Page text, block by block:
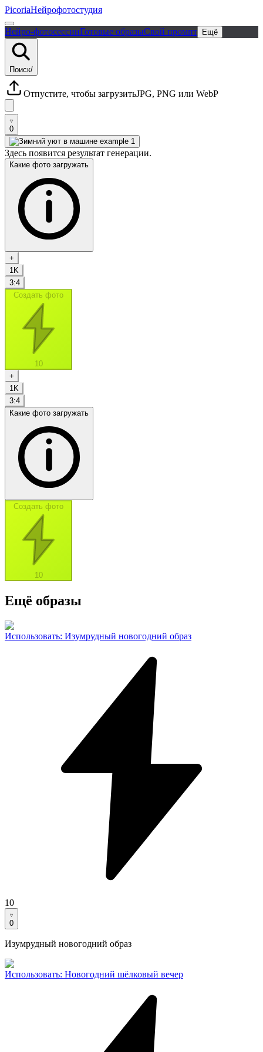
PicoriaНейрофотостудия
Нейро-фотосессииГотовые образыСвой промпт Ещё
Поиск/
Отпустите, чтобы загрузитьJPG, PNG или WebP
0
Здесь появится результат генерации.
Какие фото загружать
+
1K
3:4
Создать фото
10
+
1K
3:4
Какие фото загружать
Создать фото
10
Ещё образы
Использовать: Изумрудный новогодний образ
10
0
Изумрудный новогодний образ
Использовать: Новогодний шёлковый вечер